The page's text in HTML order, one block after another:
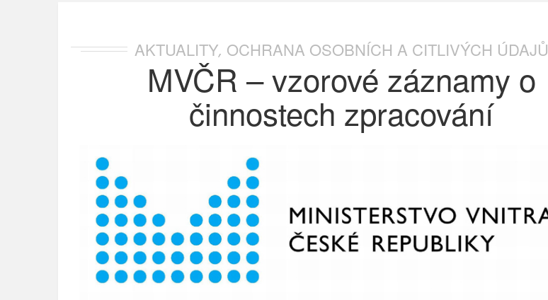
AKTUALITY, OCHRANA OSOBNÍCH A CITLIVÝCH ÚDAJŮ
MVČR – vzorové záznamy o
činnostech zpracování